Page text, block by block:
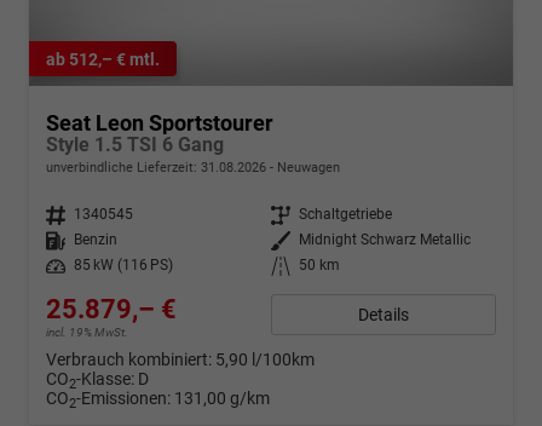
ab 512,– € mtl.
Seat Leon Sportstourer
Style 1.5 TSI 6 Gang
unverbindliche Lieferzeit: 31.08.2026 Neuwagen
Fahrzeugnr. 1340545 Getriebe Schaltgetriebe
Kraftstoff
Benzin Außenfarbe
Midnight Schwarz Metallic
Leistung
85 kW (116 PS) Kilometerstand 50 km
25.879,– €
incl. 19% MwSt.
Details
Verbrauch kombiniert: 5,90 l/100km
CO2-Klasse: D
CO2-Emissionen: 131,00 g/km